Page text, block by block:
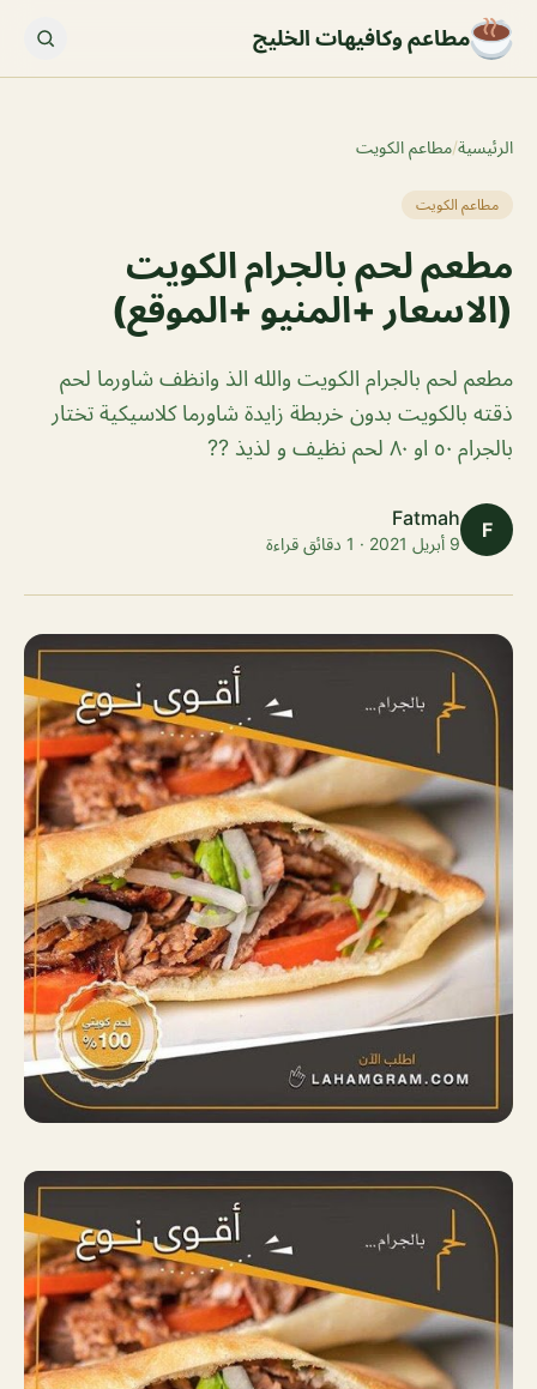
مطاعم وكافيهات الخليج
الرئيسية/مطاعم الكويت
مطاعم الكويت
مطعم لحم بالجرام الكويت
(الاسعار +المنيو +الموقع)
مطعم لحم بالجرام الكويت والله الذ وانظف شاورما لحم
ذقته بالكويت بدون خربطة زايدة شاورما كلاسيكية تختار
بالجرام ٥٠ او ٨٠ لحم نظيف و لذيذ ??
F
Fatmah
9 أبريل 2021 · 1 دقائق قراءة